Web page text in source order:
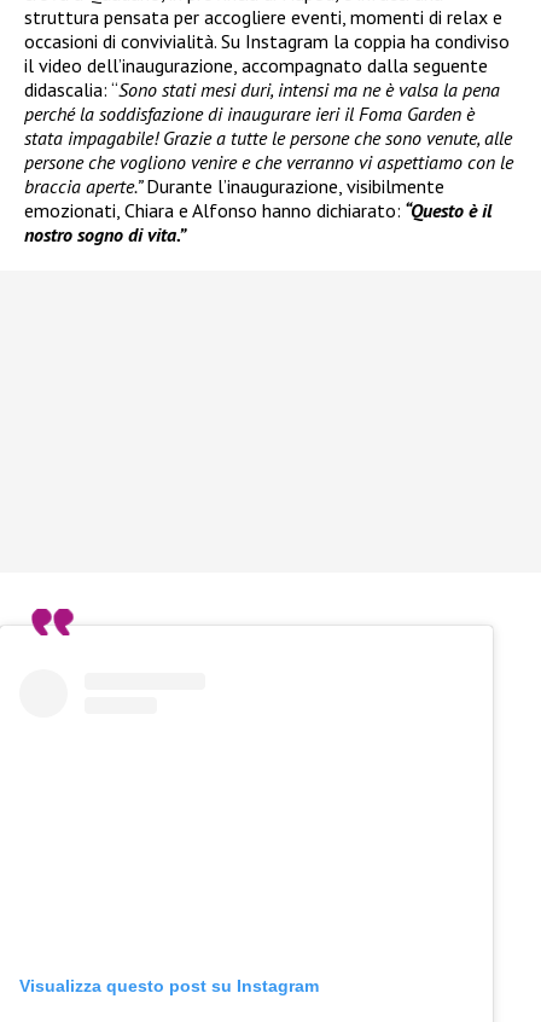
struttura pensata per accogliere eventi, momenti di relax e
occasioni di convivialità. Su Instagram la coppia ha condiviso
il video dell’inaugurazione, accompagnato dalla seguente
didascalia: “Sono stati mesi duri, intensi ma ne è valsa la pena
perché la soddisfazione di inaugurare ieri il Foma Garden è
stata impagabile! Grazie a tutte le persone che sono venute, alle
persone che vogliono venire e che verranno vi aspettiamo con le
braccia aperte.”Durante l’inaugurazione, visibilmente
emozionati, Chiara e Alfonso hanno dichiarato: “Questo è il
nostro sogno di vita.”
Visualizza questo post su Instagram